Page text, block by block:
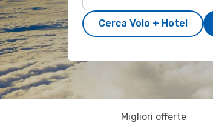
Cerca Volo + Hotel
Migliori offerte